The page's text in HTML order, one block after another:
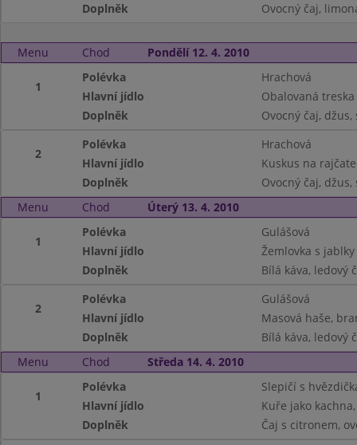
Doplněk
Ovocný čaj,
Menu Chod Pondělí 12. 4. 2010
1
Polévka
Hrachová
Hlavní jídlo
Obalovaná
Doplněk
Ovocný čaj,
2
Polévka
Hrachová
Hlavní jídlo
Kuskus na
Doplněk
Ovocný čaj,
Menu
Chod Úterý 13. 4. 2010
1
Polévka
Gulášová
Hlavní jídlo
Žemlovka s
Doplněk
Bílá káva, ledový
2
Polévka
Gulášová
Hlavní jídlo
Masová haše,
Doplněk
Bílá káva, ledový
Menu
Chod Středa 14. 4. 2010
1
Polévka
Slepičí s
Hlavní jídlo
Kuře jako
Doplněk
Čaj s citronem,